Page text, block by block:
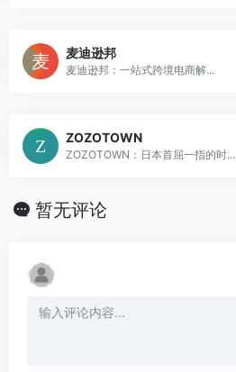
麦迪逊邦
麦迪逊邦：一站式跨境电商解...
ZOZOTOWN
ZOZOTOWN：日本首屈一指的时...
暂无评论